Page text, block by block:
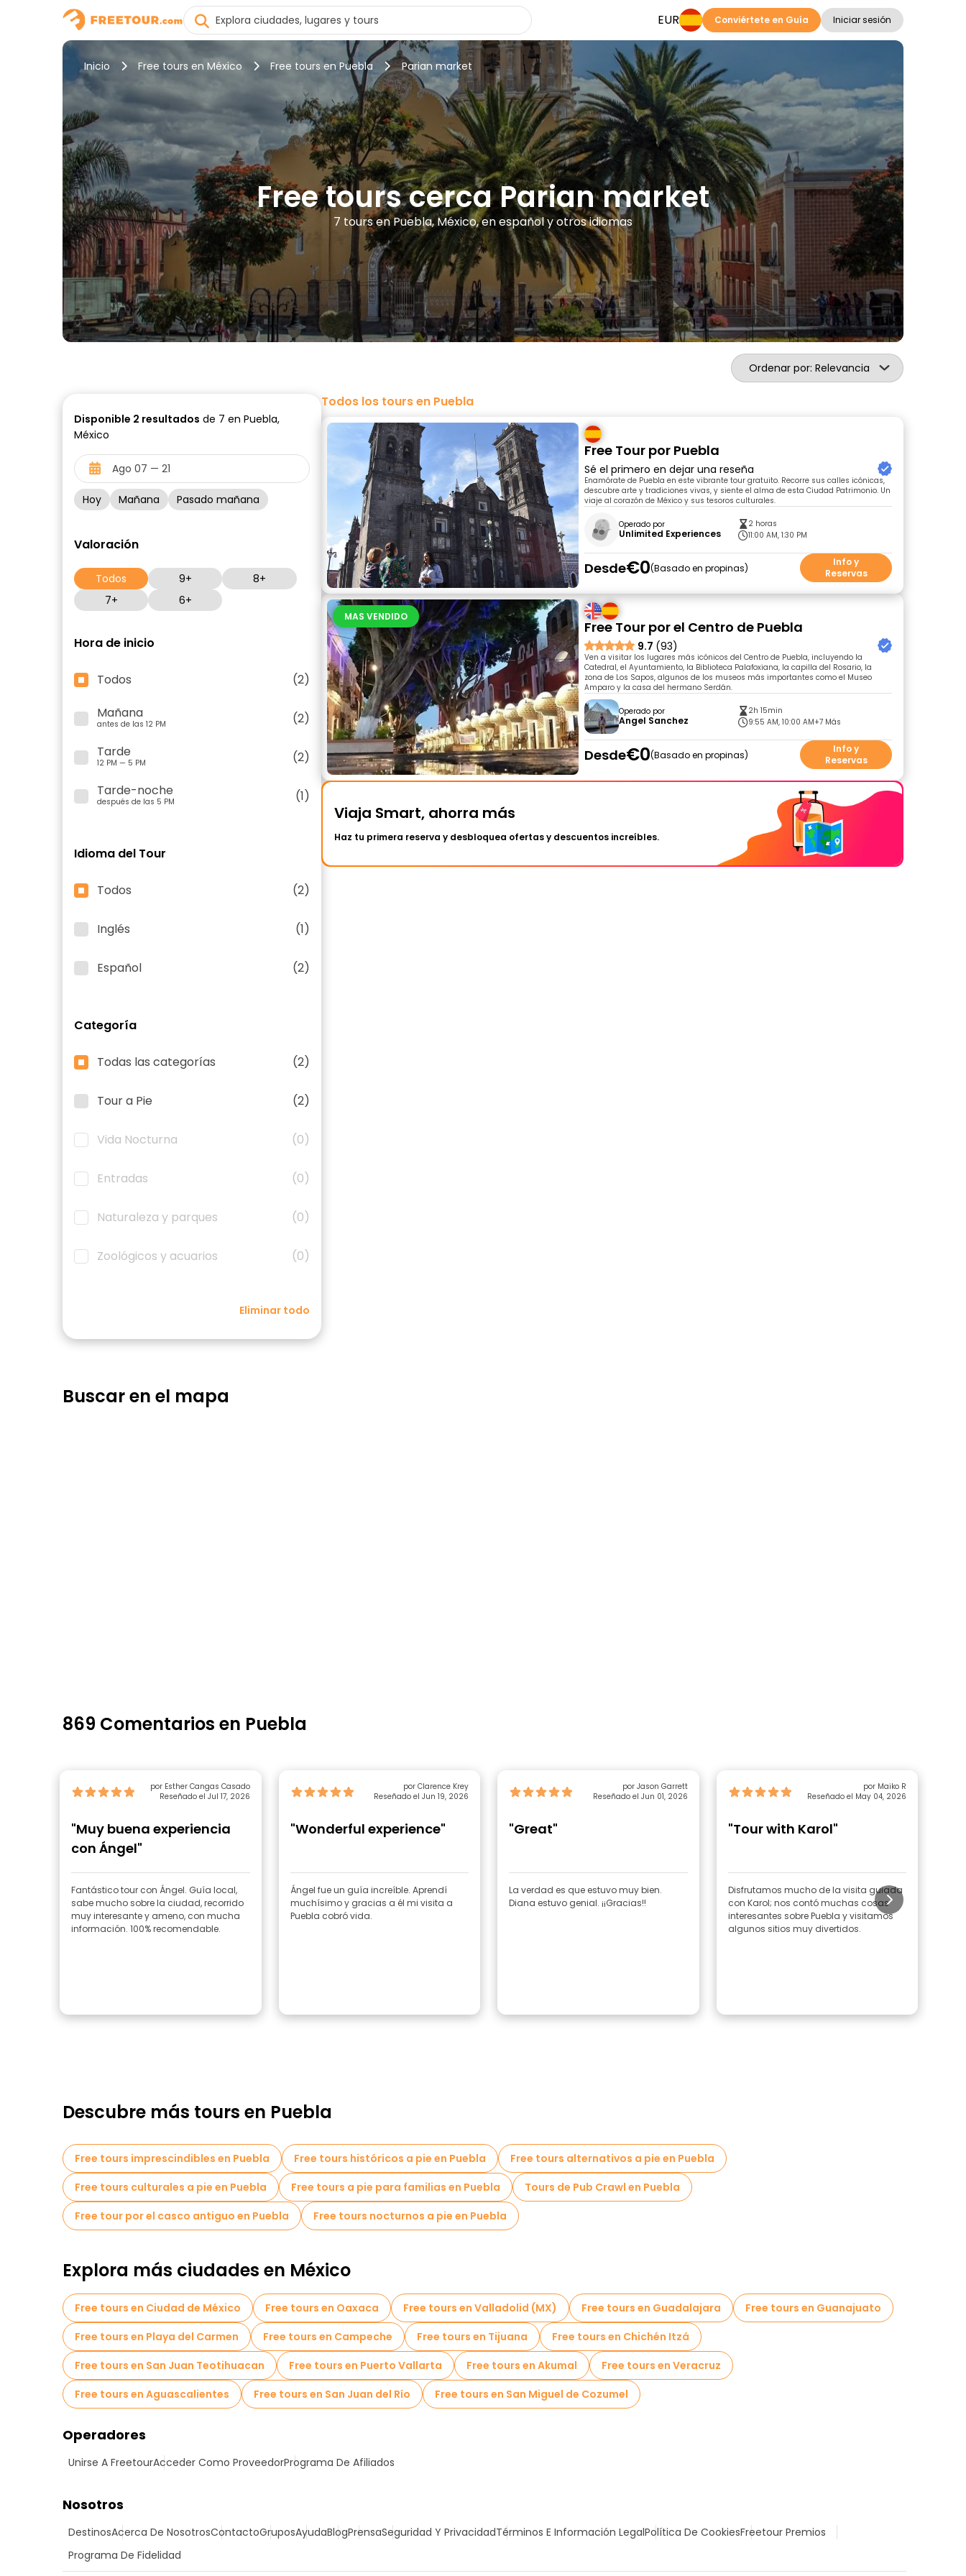
EUR Conviértete en Guía Iniciar sesión
Inicio Free tours en México Free tours en Puebla Parian market
Free tours cerca Parian market
7 tours en Puebla, México, en español y otros idiomas
Ordenar por: Relevancia
Disponible 2 resultados de 7 en Puebla,
México
Hoy Mañana Pasado mañana
Valoración
Todos 9+
8+
7+
6+
Hora de inicio
Todos
(2)
Mañana
antes de las 12 PM
(2)
Tarde
12 PM — 5 PM
(2)
Tarde-noche
después de las 5 PM (1)
Idioma del Tour
Todos (2)
Inglés (1)
Español (2)
Categoría
Todas las categorías (2)
Tour a Pie (2)
Vida Nocturna (0)
Entradas (0)
Naturaleza y parques (0)
Zoológicos y acuarios (0)
Eliminar todo
Todos los tours en Puebla
Free Tour por Puebla
Sé el primero en dejar una reseña
Enamórate de Puebla en este vibrante tour gratuito. Recorre sus calles icónicas,
descubre arte y tradiciones vivas, y siente el alma de esta Ciudad Patrimonio. Un
viaje al corazón de México y sus tesoros culturales.
Operado por
Unlimited Experiences
2 horas
11:00 AM, 1:30 PM
Desde€0 Basado en propinas
Info y
Reservas
MAS VENDIDO
Free Tour por el Centro de Puebla
9.7 (93)
Ven a visitar los lugares más icónicos del Centro de Puebla, incluyendo la
Catedral, el Ayuntamiento, la Biblioteca Palafoxiana, la capilla del Rosario, la
zona de Los Sapos, algunos de los museos más importantes como el Museo
Amparo y la casa del hermano Serdán.
Operado por
Angel Sanchez
2h 15min
9:55 AM, 10:00 AM+7 Más
Desde€0 Basado en propinas
Info y
Reservas
Viaja Smart, ahorra más
Haz tu primera reserva y desbloquea ofertas y descuentos increíbles.
Buscar en el mapa
869 Comentarios en Puebla
por Esther Cangas Casado
Reseñado el Jul 17, 2026
"Muy buena experiencia
con Ángel"
Fantástico tour con Ángel. Guía local,
sabe mucho sobre la ciudad, recorrido
muy interesante y ameno, con mucha
información. 100% recomendable.
por Clarence Krey
Reseñado el Jun 19, 2026
"Wonderful experience"
Ángel fue un guía increíble. Aprendí
muchísimo y gracias a él mi visita a
Puebla cobró vida.
por Jason Garrett
Reseñado el Jun 01, 2026
"Great"
La verdad es que estuvo muy bien.
Diana estuvo genial. ¡¡Gracias!!
por Maiko R
Reseñado el May 04, 2026
"Tour with Karol"
Disfrutamos mucho de la visita guiada
con Karol; nos contó muchas cosas
interesantes sobre Puebla y visitamos
algunos sitios muy divertidos.
Descubre más tours en Puebla
Free tours imprescindibles en Puebla Free tours históricos a pie en Puebla
Free tours alternativos a pie en Puebla
Free tours culturales a pie en Puebla
Free tours a pie para familias en Puebla
Tours de Pub Crawl en Puebla
Free tour por el casco antiguo en Puebla
Free tours nocturnos a pie en Puebla
Explora más ciudades en México
Free tours en Ciudad de México Free tours en Oaxaca Free tours en Valladolid (MX) Free tours en Guadalajara
Free tours en Guanajuato
Free tours en Playa del Carmen
Free tours en Campeche Free tours en Tijuana
Free tours en Chichén Itzá
Free tours en San Juan Teotihuacan
Free tours en Puerto Vallarta Free tours en Akumal
Free tours en Veracruz
Free tours en Aguascalientes
Free tours en San Juan del Río Free tours en San Miguel de Cozumel
Operadores
Unirse A FreetourAcceder Como ProveedorPrograma De Afiliados
Nosotros
DestinosAcerca De NosotrosContactoGruposAyudaBlogPrensaSeguridad Y PrivacidadTérminos E Información LegalPolítica De CookiesFreetour Premios
Programa De Fidelidad